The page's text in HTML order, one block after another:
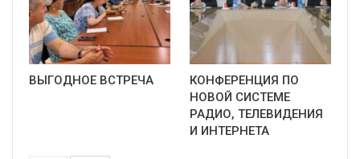
ВЫГОДНОЕ ВСТРЕЧА
КОНФЕРЕНЦИЯ ПО
НОВОЙ СИСТЕМЕ
РАДИО, ТЕЛЕВИДЕНИЯ
И ИНТЕРНЕТА